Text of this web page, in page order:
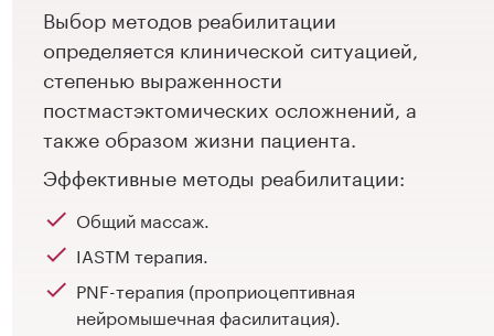
Выбор методов реабилитации
определяется клинической ситуацией,
степенью выраженности
постмастэктомических осложнений, а
также образом жизни пациента.
Эффективные методы реабилитации:
Общий массаж.
IASTM терапия.
PNF-терапия (проприоцептивная
нейромышечная фасилитация).